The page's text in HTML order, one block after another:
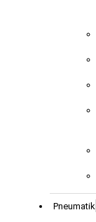
Pneumatik